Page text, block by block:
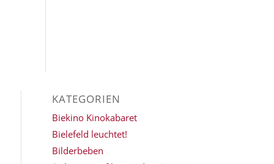
KATEGORIEN
Biekino Kinokabaret
Bielefeld leuchtet!
Bilderbeben